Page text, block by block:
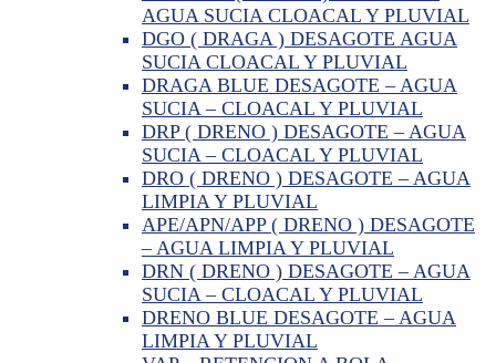
AGUA SUCIA CLOACAL Y PLUVIAL
DGO ( DRAGA ) DESAGOTE AGUA
SUCIA CLOACAL Y PLUVIAL
DRAGA BLUE DESAGOTE – AGUA
SUCIA – CLOACAL Y PLUVIAL
DRP ( DRENO ) DESAGOTE – AGUA
SUCIA – CLOACAL Y PLUVIAL
DRO ( DRENO ) DESAGOTE – AGUA
LIMPIA Y PLUVIAL
APE/APN/APP ( DRENO ) DESAGOTE
– AGUA LIMPIA Y PLUVIAL
DRN ( DRENO ) DESAGOTE – AGUA
SUCIA – CLOACAL Y PLUVIAL
DRENO BLUE DESAGOTE – AGUA
LIMPIA Y PLUVIAL